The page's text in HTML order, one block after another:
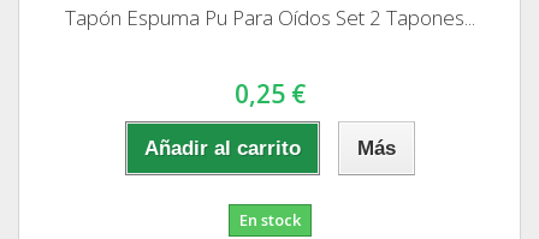
Tapón Espuma Pu Para Oídos Set 2 Tapones...
0,25 €
Añadir al carrito Más
En stock